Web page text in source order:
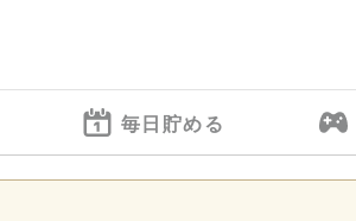
毎日貯める